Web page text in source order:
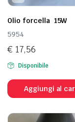
Olio forcella 15W
5954
€ 17,56
Disponibile
Aggiungi al